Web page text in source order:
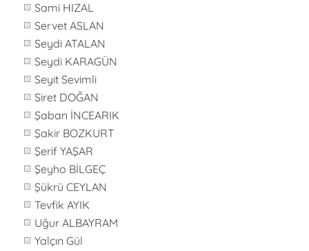
Sami HIZAL
Servet ASLAN
Seydi ATALAN
Seydi KARAGÜN
Seyit Sevimli
Siret DOĞAN
Şaban İNCEARIK
Şakir BOZKURT
Şerif YAŞAR
Şeyho BİLGEÇ
Şükrü CEYLAN
Tevfik AYIK
Uğur ALBAYRAM
Yalçın Gül